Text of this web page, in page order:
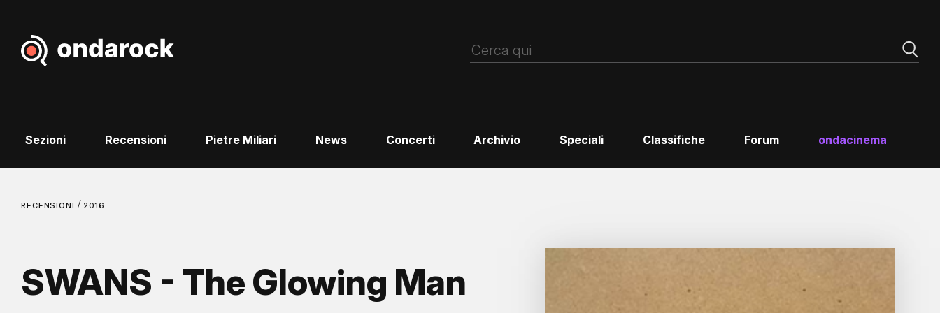
Sezioni Recensioni Pietre Miliari News Concerti Archivio Speciali Classifiche Forum ondacinema
RECENSIONI / 2016
SWANS - The Glowing Man